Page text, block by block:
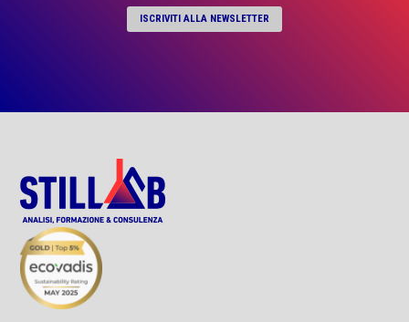
ISCRIVITI ALLA NEWSLETTER